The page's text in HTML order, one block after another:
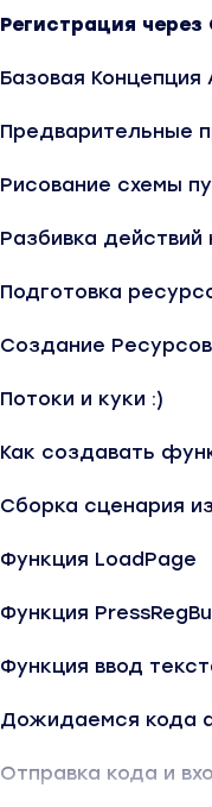
Регистрация
Базовая Концепция
Предварительные
Рисование схемы
Разбивка
Подготовка
Создание Ресурсов
Потоки и куки :)
Как создавать
Сборка сценария
Функция LoadPage
Функция
Функция ввод
Дожидаемся кода
Отправка кода и